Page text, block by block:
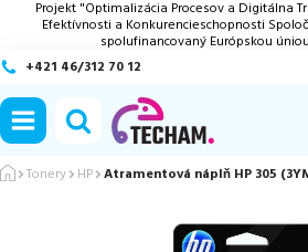
Projekt "Optimalizácia Procesov a Digitálna
Efektívnosti a Konkurencieschopnosti
spolufinancovaný Európskou
+421 46/312 70 12
Tonery HP Atramentová náplň HP 305